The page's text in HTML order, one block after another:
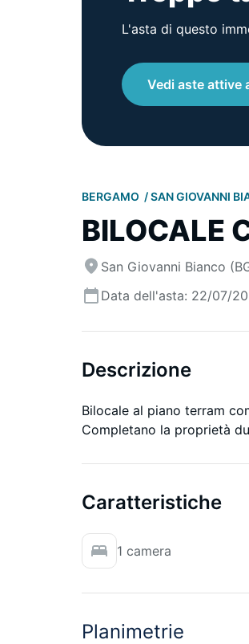
L'asta di questo
Vedi aste attive
BERGAMO SAN GIOVANNI
BILOCALE
San Giovanni Bianco
Data dell'asta: 22/07/
Descrizione
Bilocale al piano terram
Completano la proprietà
Caratteristiche
1 camera
Planimetrie